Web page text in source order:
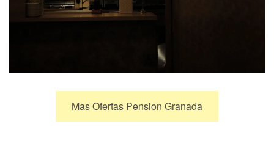
Mas Ofertas Pension Granada